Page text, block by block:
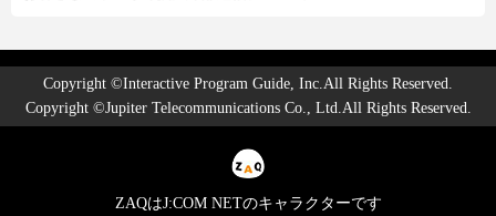
Copyright ©Interactive Program Guide, Inc.All Rights Reserved.
Copyright ©Jupiter Telecommunications Co., Ltd.All Rights Reserved.
ZAQはJ:COM NETのキャラクターです